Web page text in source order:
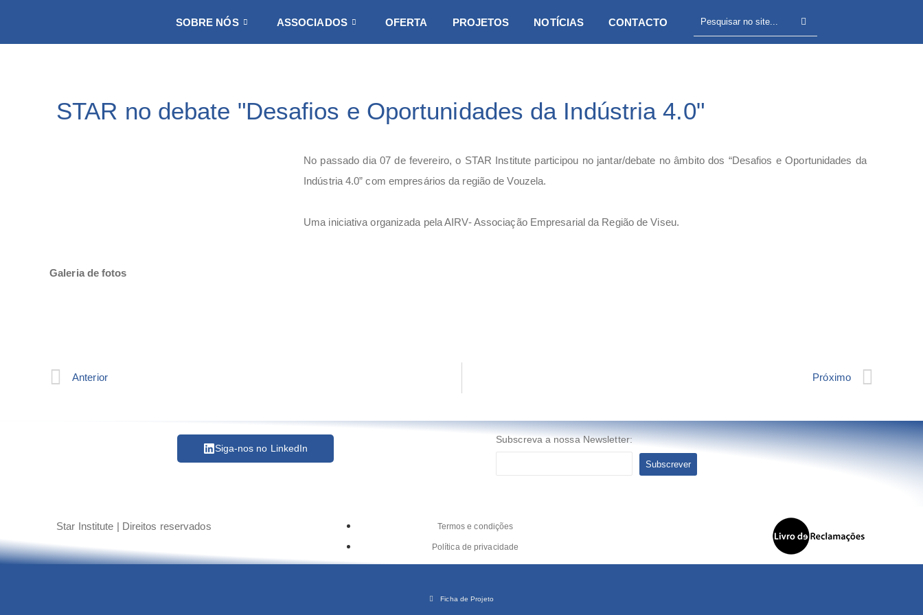
SOBRE NÓS ASSOCIADOS OFERTA PROJETOS NOTÍCIAS CONTACTO
STAR no debate "Desafios e Oportunidades da Indústria 4.0"
No passado dia 07 de fevereiro, o STAR Institute participou no jantar/debate no âmbito dos “Desafios e Oportunidades da
Indústria 4.0” com empresários da região de Vouzela.
Uma iniciativa organizada pela AIRV- Associação Empresarial da Região de Viseu.
Galeria de fotos
Anterior Próximo
Siga-nos no LinkedIn
Subscreva a nossa Newsletter:
Star Institute | Direitos reservados Termos e condições
Política de privacidade
Ficha de Projeto